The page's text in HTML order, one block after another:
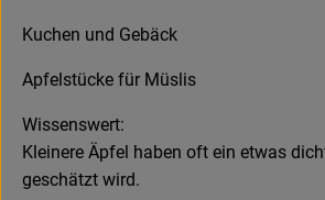
Kuchen und Gebäck
Apfelstücke für Müslis
Wissenswert:
Kleinere Äpfel haben oft ein etwas
geschätzt wird.